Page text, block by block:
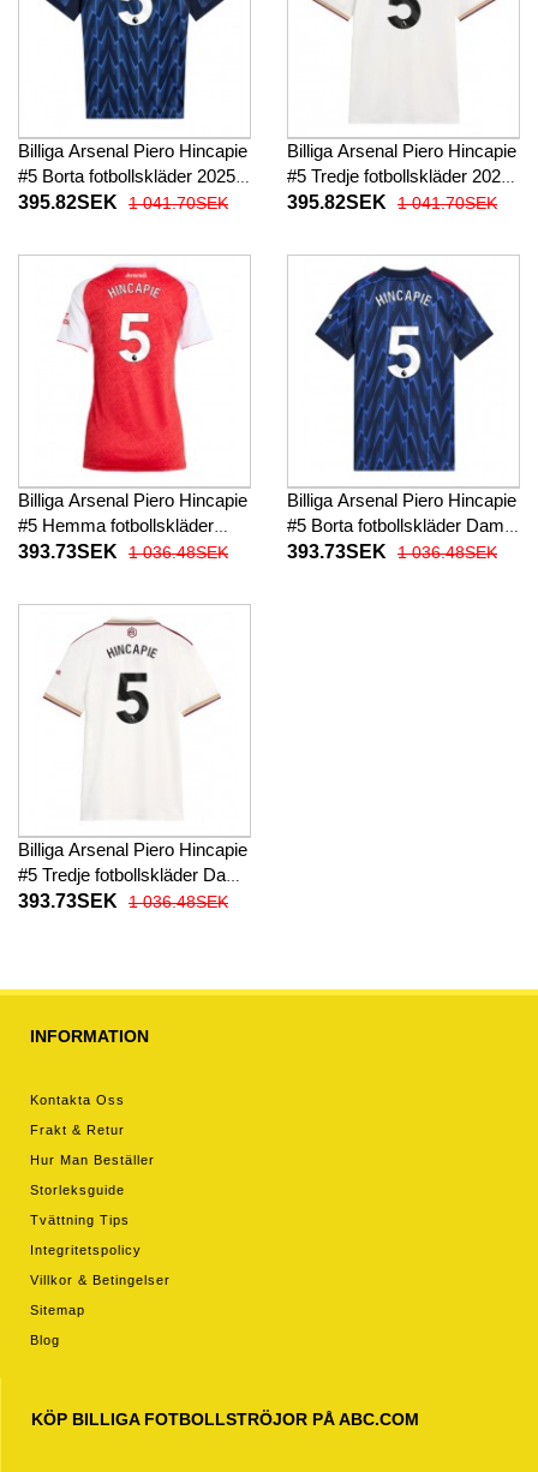
Billiga Arsenal Piero Hincapie
#5 Borta fotbollskläder 2025-
26 Kortärmad
395.82SEK 1 041.70SEK
Billiga Arsenal Piero Hincapie
#5 Tredje fotbollskläder 2025-
26 Kortärmad
395.82SEK 1 041.70SEK
Billiga Arsenal Piero Hincapie
#5 Hemma fotbollskläder
Dam 2025-26 Kortärmad
393.73SEK 1 036.48SEK
Billiga Arsenal Piero Hincapie
#5 Borta fotbollskläder Dam
2025-26 Kortärmad
393.73SEK 1 036.48SEK
Billiga Arsenal Piero Hincapie
#5 Tredje fotbollskläder Dam
2025-26 Kortärmad
393.73SEK 1 036.48SEK
INFORMATION
Kontakta Oss
Frakt & Retur
Hur Man Beställer
Storleksguide
Tvättning Tips
Integritetspolicy
Villkor & Betingelser
Sitemap
Blog
KÖP BILLIGA FOTBOLLSTRÖJOR PÅ ABC.COM